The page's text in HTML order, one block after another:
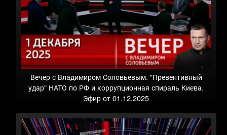
Вечер с Владимиром Соловьевым. "Превентивный
удар" НАТО по РФ и коррупционная спираль Киева.
Эфир от 01.12.2025